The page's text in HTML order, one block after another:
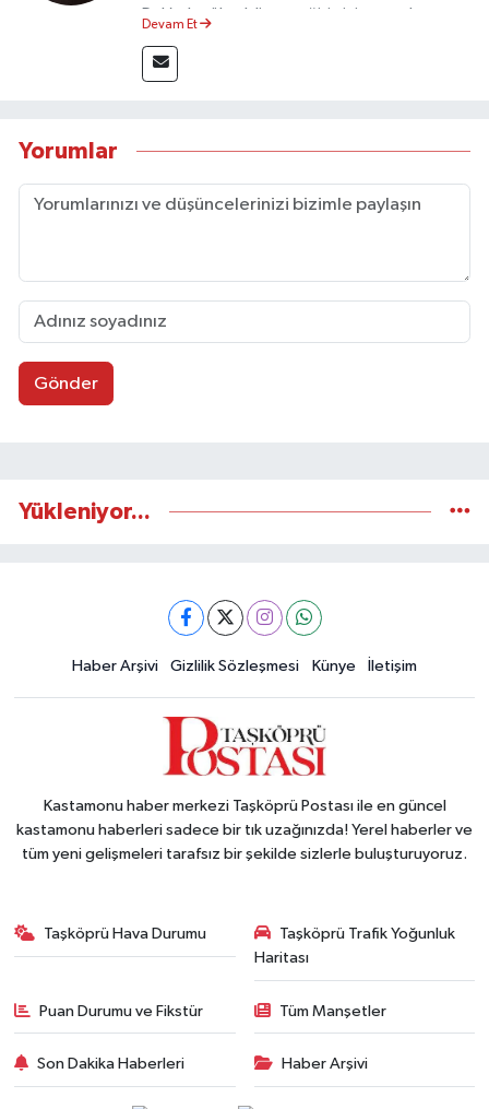
Dalı’nda yüksek lisans eğitimini tamamlamıştır.
akademik çalışmalar gerçekleştirmiştir.
Taşköprü Postası internet haber sitesinde
Devam Et
Yorumlar
Gönder
Yükleniyor...
Haber Arşivi Gizlilik Sözleşmesi Künye İletişim
Kastamonu haber merkezi Taşköprü Postası ile en güncel
kastamonu haberleri sadece bir tık uzağınızda! Yerel haberler ve
tüm yeni gelişmeleri tarafsız bir şekilde sizlerle buluşturuyoruz.
Taşköprü Hava Durumu
Taşköprü Trafik Yoğunluk
Haritası
Puan Durumu ve Fikstür Tüm Manşetler
Son Dakika Haberleri Haber Arşivi